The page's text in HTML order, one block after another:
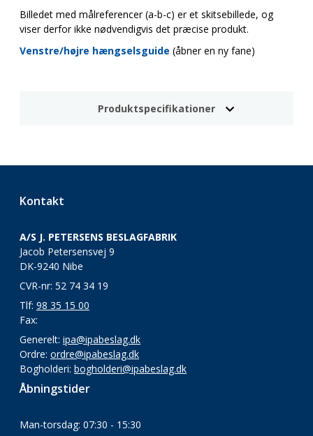
Billedet med målreferencer (a-b-c) er et skitsebillede, og
viser derfor ikke nødvendigvis det præcise produkt.
Venstre/højre hængselsguide (åbner en ny fane)
Produktspecifikationer
Kontakt
A/S J. PETERSENS BESLAGFABRIK
Jacob Petersensvej 9
DK-9240 Nibe
CVR-nr: 52 74 34 19
Tlf: 98 35 15 00
Fax:
Generelt: ipa@ipabeslag.dk
Ordre: ordre@ipabeslag.dk
Bogholderi: bogholderi@ipabeslag.dk
Åbningstider
Man-torsdag: 07:30 - 15:30